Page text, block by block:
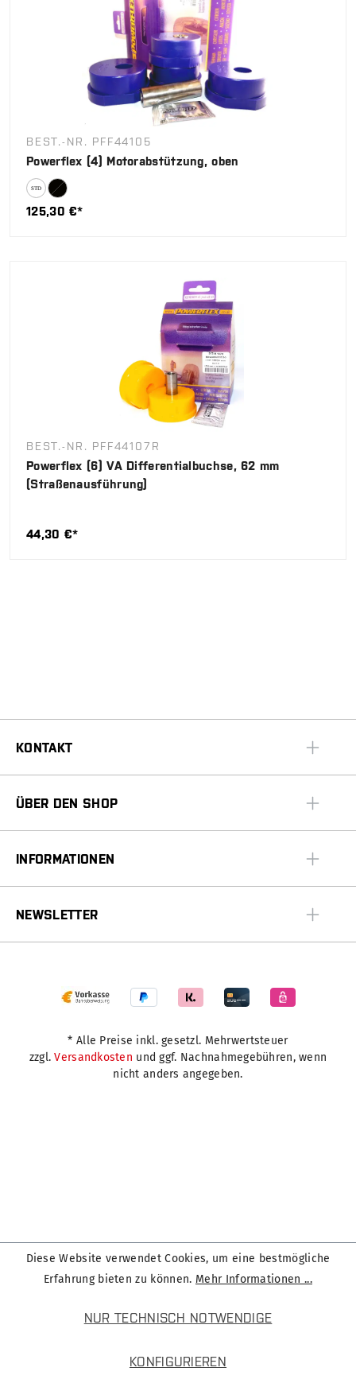
BEST.-NR. PFF44105
Powerflex (4) Motorabstützung, oben
125,30 €*
BEST.-NR. PFF44107R
Powerflex (6) VA Differentialbuchse, 62 mm
(Straßenausführung)
44,30 €*
KONTAKT
ÜBER DEN SHOP
INFORMATIONEN
NEWSLETTER
* Alle Preise inkl. gesetzl. Mehrwertsteuer
zzgl.Versandkosten und ggf. Nachnahmegebühren, wenn
nicht anders angegeben.
Diese Website verwendet Cookies, um eine bestmögliche
Erfahrung bieten zu können. Mehr Informationen ...
NUR TECHNISCH NOTWENDIGE
KONFIGURIEREN